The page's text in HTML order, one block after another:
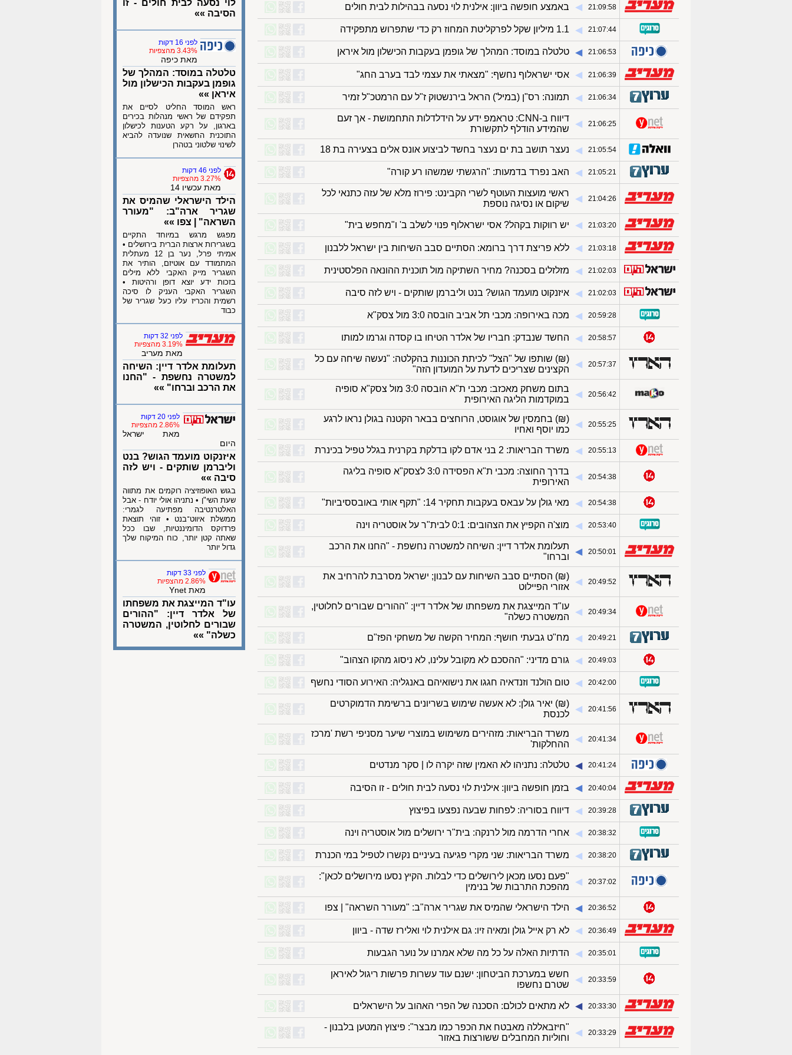
21:09:58
◀︎ באמצע חופשה ביוון: אילנית לוי נסעה בבהילות לבית חולים
21:07:44
◀︎ 1.1 מיליון שקל לפרקליטת המחוז רק כדי שתפרוש מתפקידה
21:06:53
◀︎ טלטלה במוסד: המהלך של גופמן בעקבות הכישלון מול איראן
21:06:39
◀︎ אסי ישראלוף נחשף: "מצאתי את עצמי לבד בערב החג"
21:06:34
◀︎ תמונה: רס"ן (במיל') הראל בירנשטוק ז"ל עם הרמטכ"ל זמיר
21:06:25
◀︎
דיווח ב-CNN: טראמפ ידע על הידלדלות התחמושת - אך זעם
שהמידע הודלף לתקשורת
21:05:54
◀︎ נעצר תושב בת ים נעצר בחשד לביצוע אונס אלים בצעירה בת 18
21:05:21
◀︎ האב נפרד בדמעות: "הרגשתי שמשהו רע קורה"
21:04:26
◀︎
ראשי מועצות העוטף לשרי הקבינט: פירוז מלא של עזה כתנאי לכל
שיקום או נסיגה נוספת
21:03:20
◀︎ יש רווקות בקהל? אסי ישראלוף פנוי לשלב ב' ו"מחפש בית"
21:03:18
◀︎ ללא פריצת דרך ברומא: הסתיים סבב השיחות בין ישראל ללבנון
21:02:03
◀︎ מזלזלים בסכנה? מחיר השתיקה מול תוכנית ההונאה הפלסטינית
21:02:03
◀︎ איזנקוט מועמד הגוש? בנט וליברמן שותקים - ויש לזה סיבה
20:59:28
◀︎ מכה באירופה: מכבי תל אביב הובסה 3:0 מול צסק"א
20:58:57
◀︎ החשד שנבדק: חבריו של אלדר הטיחו בו קסדה וגרמו למותו
20:57:37
◀︎
(₪) שותפו של "הצל" לכיתת הכוננות בהקלטה: "נעשה שיחה עם כל
הקצינים שצריכים לדעת על המועדון הזה"
20:56:42
◀︎
בתום משחק מאכזב: מכבי ת"א הובסה 3:0 מול צסק"א סופיה
במוקדמות הליגה האירופית
20:55:25
◀︎
(₪) בחמסין של אוגוסט, הרוחצים בבאר הקטנה בגולן נראו לרגע
כמו יוסף ואחיו
20:55:13
◀︎ משרד הבריאות: 2 בני אדם לקו בדלקת בקרנית בגלל טפיל בכינרת
20:54:38
◀︎
בדרך החוצה: מכבי ת"א הפסידה 3:0 לצסק"א סופיה בליגה
האירופית
20:54:38
◀︎ מאי גולן על עבאס בעקבות תחקיר 14: "תקף אותי באובססיביות"
20:53:40
◀︎ מוצ'ה הקפיץ את הצהובים: 0:1 לבית"ר על אוסטריה וינה
20:50:01
◀︎
תעלומת אלדר דיין: השיחה למשטרה נחשפת - "החנו את הרכב
וברחו"
20:49:52
◀︎
(₪) הסתיים סבב השיחות עם לבנון; ישראל מסרבת להרחיב את
אזורי הפיילוט
20:49:34
◀︎
עו"ד המייצגת את משפחתו של אלדר דיין: "ההורים שבורים לחלוטין,
המשטרה כשלה"
20:49:21
◀︎ מח"ט גבעתי חושף: המחיר הקשה של משחקי הפז"ם
20:49:03
◀︎ גורם מדיני: "ההסכם לא מקובל עלינו, לא ניסוג מהקו הצהוב"
20:42:00
◀︎ טום הולנד וזנדאיה חגגו את נישואיהם באנגליה: האירוע הסודי נחשף
20:41:56
◀︎
(₪) יאיר גולן: לא אעשה שימוש בשריונים ברשימת הדמוקרטים
לכנסת
20:41:34
◀︎
משרד הבריאות: מזהירים משימוש במוצרי שיער מסניפי רשת 'מרכז
ההחלקות'
20:41:24
◀︎ טלטלה: נתניהו לא האמין שזה יקרה לו | סקר מנדטים
20:40:04
◀︎ בזמן חופשה ביוון: אילנית לוי נסעה לבית חולים - זו הסיבה
20:39:28
◀︎ דיווח בסוריה: לפחות שבעה נפצעו בפיצוץ
20:38:32
◀︎ אחרי הדרמה מול לרנקה: בית"ר ירושלים מול אוסטריה וינה
20:38:20
◀︎ משרד הבריאות: שני מקרי פגיעה בעיניים נקשרו לטפיל במי הכנרת
20:37:02
◀︎
"פעם נסעו מכאן לירושלים כדי לבלות. הקיץ נסעו מירושלים לכאן":
מהפכת התרבות של בנימין
20:36:52
◀︎ הילד הישראלי שהמיס את שגריר ארה"ב: "מעורר השראה" | צפו
20:36:49
◀︎ לא רק אייל גולן ומאיה זיו: גם אילנית לוי ואלירז שדה - ביוון
20:35:01
◀︎ הדתיות האלה על כל מה שלא אמרנו על נוער הגבעות
20:33:59
◀︎
חשש במערכת הביטחון: ישנם עוד עשרות פרשות ריגול לאיראן
שטרם נחשפו
20:33:30
◀︎ לא מתאים לכולם: הסכנה של הפרי האהוב על הישראלים
20:33:29
◀︎
"חיזבאללה מאבטח את הכפר כמו מבצר": פיצוץ המטען בלבנון -
וחוליות המחבלים ששורצות באזור
לוי נסעה לבית חולים - זו
הסיבה »»
לפני 16 דקות
3.43% מהצפיות
מאת כיפה
טלטלה במוסד: המהלך של
גופמן בעקבות הכישלון מול
איראן »»
ראש המוסד החליט לסיים את
תפקידם של ראשי מנהלות בכירים
בארגון, על רקע הטענות לכישלון
התוכנית החשאית שנועדה להביא
לשינוי שלטוני בטהרן
לפני 46 דקות
3.27% מהצפיות
מאת עכשיו 14
הילד הישראלי שהמיס את
שגריר ארה"ב: "מעורר
השראה" | צפו »»
מפגש מרגש במיוחד התקיים
בשגרירות ארצות הברית בירושלים •
אמיתי פרל, נער בן 12 מעתלית
המתמודד עם אוטיזם, הותיר את
השגריר מייק האקבי ללא מילים
בזכות ידע יוצא דופן ורהיטות •
השגריר האקבי העניק לו סיכה
רשמית והכריז עליו כעל שגריר של
כבוד
לפני 32 דקות
3.19% מהצפיות
מאת מעריב
תעלומת אלדר דיין: השיחה
למשטרה נחשפת - "החנו
את הרכב וברחו" »»
לפני 20 דקות
2.86% מהצפיות
מאת ישראל
היום
איזנקוט מועמד הגוש? בנט
וליברמן שותקים - ויש לזה
סיבה »»
בגוש האופוזיציה רוקמים את מתווה
שעת השי"ן • נתניהו אולי יודח - אבל
האלטרנטיבה מפתיעה לגמרי:
ממשלת איווט־בנט • זוהי תוצאת
פרדוקס הדומיננטיות, שבו ככל
שאתה קטן יותר, כוח המיקוח שלך
גדול יותר
לפני 33 דקות
2.86% מהצפיות
מאת Ynet
עו"ד המייצגת את משפחתו
של אלדר דיין: "ההורים
שבורים לחלוטין, המשטרה
כשלה" »»